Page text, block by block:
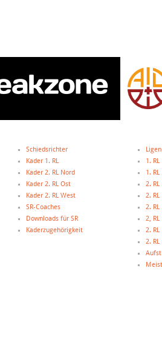
Schiedsrichter
Kader 1. RL
Kader 2. RL Nord
Kader 2. RL Ost
Kader 2. RL West
SR-Coaches
Downloads für SR
Kaderzugehörigkeit
Ligen
1.
1.
2.
2.
2.
2,
2.
2.